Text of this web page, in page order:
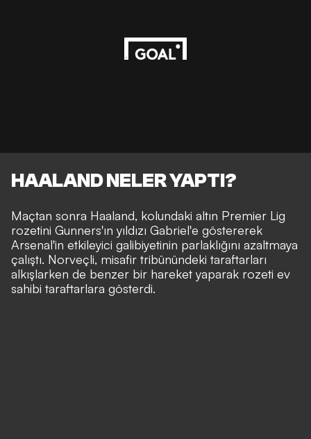
HAALAND NELER YAPTI?
Maçtan sonra Haaland, kolundaki altın Premier Lig
rozetini Gunners'ın yıldızı Gabriel'e göstererek
Arsenal'in etkileyici galibiyetinin parlaklığını azaltmaya
çalıştı. Norveçli, misafir tribünündeki taraftarları
alkışlarken de benzer bir hareket yaparak rozeti ev
sahibi taraftarlara gösterdi.